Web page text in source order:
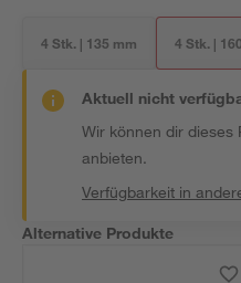
4 Stk. | 135 mm 4 Stk. |
Aktuell nicht
Wir können dir dieses
anbieten.
Verfügbarkeit in
Alternative Produkte